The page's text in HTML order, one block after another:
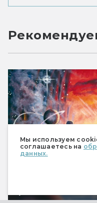
Мы используем
соглашаетесь на
данных.